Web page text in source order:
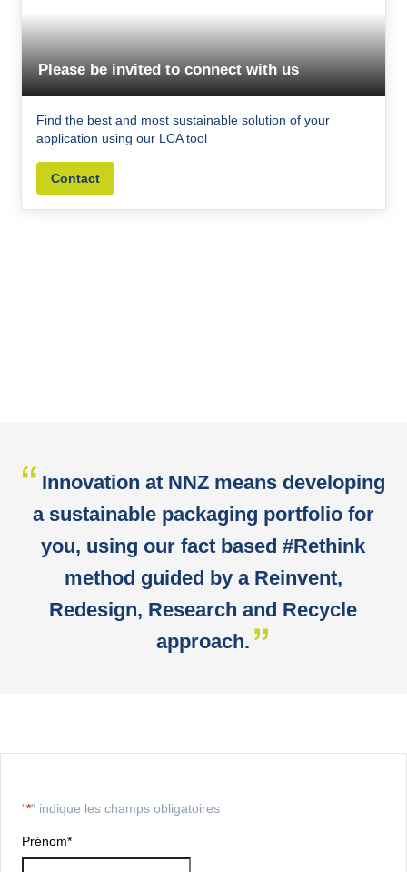
Please be invited to connect with us
Find the best and most sustainable solution of your
application using our LCA tool
Contact
Innovation at NNZ means developing
a sustainable packaging portfolio for
you, using our fact based #Rethink
method guided by a Reinvent,
Redesign, Research and Recycle
approach.
"*" indique les champs obligatoires
Prénom*